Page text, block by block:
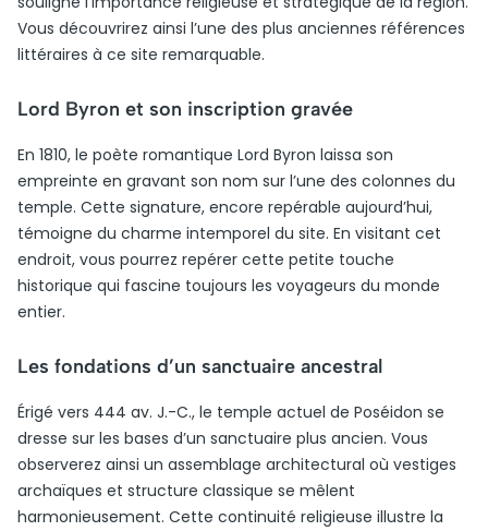
Vous découvrirez ainsi l’une des plus anciennes références
littéraires à ce site remarquable.
Lord Byron et son inscription gravée
En 1810, le poète romantique Lord Byron laissa son
empreinte en gravant son nom sur l’une des colonnes du
temple. Cette signature, encore repérable aujourd’hui,
témoigne du charme intemporel du site. En visitant cet
endroit, vous pourrez repérer cette petite touche
historique qui fascine toujours les voyageurs du monde
entier.
Les fondations d’un sanctuaire ancestral
Érigé vers 444 av. J.-C., le temple actuel de Poséidon se
dresse sur les bases d’un sanctuaire plus ancien. Vous
observerez ainsi un assemblage architectural où vestiges
archaïques et structure classique se mêlent
harmonieusement. Cette continuité religieuse illustre la